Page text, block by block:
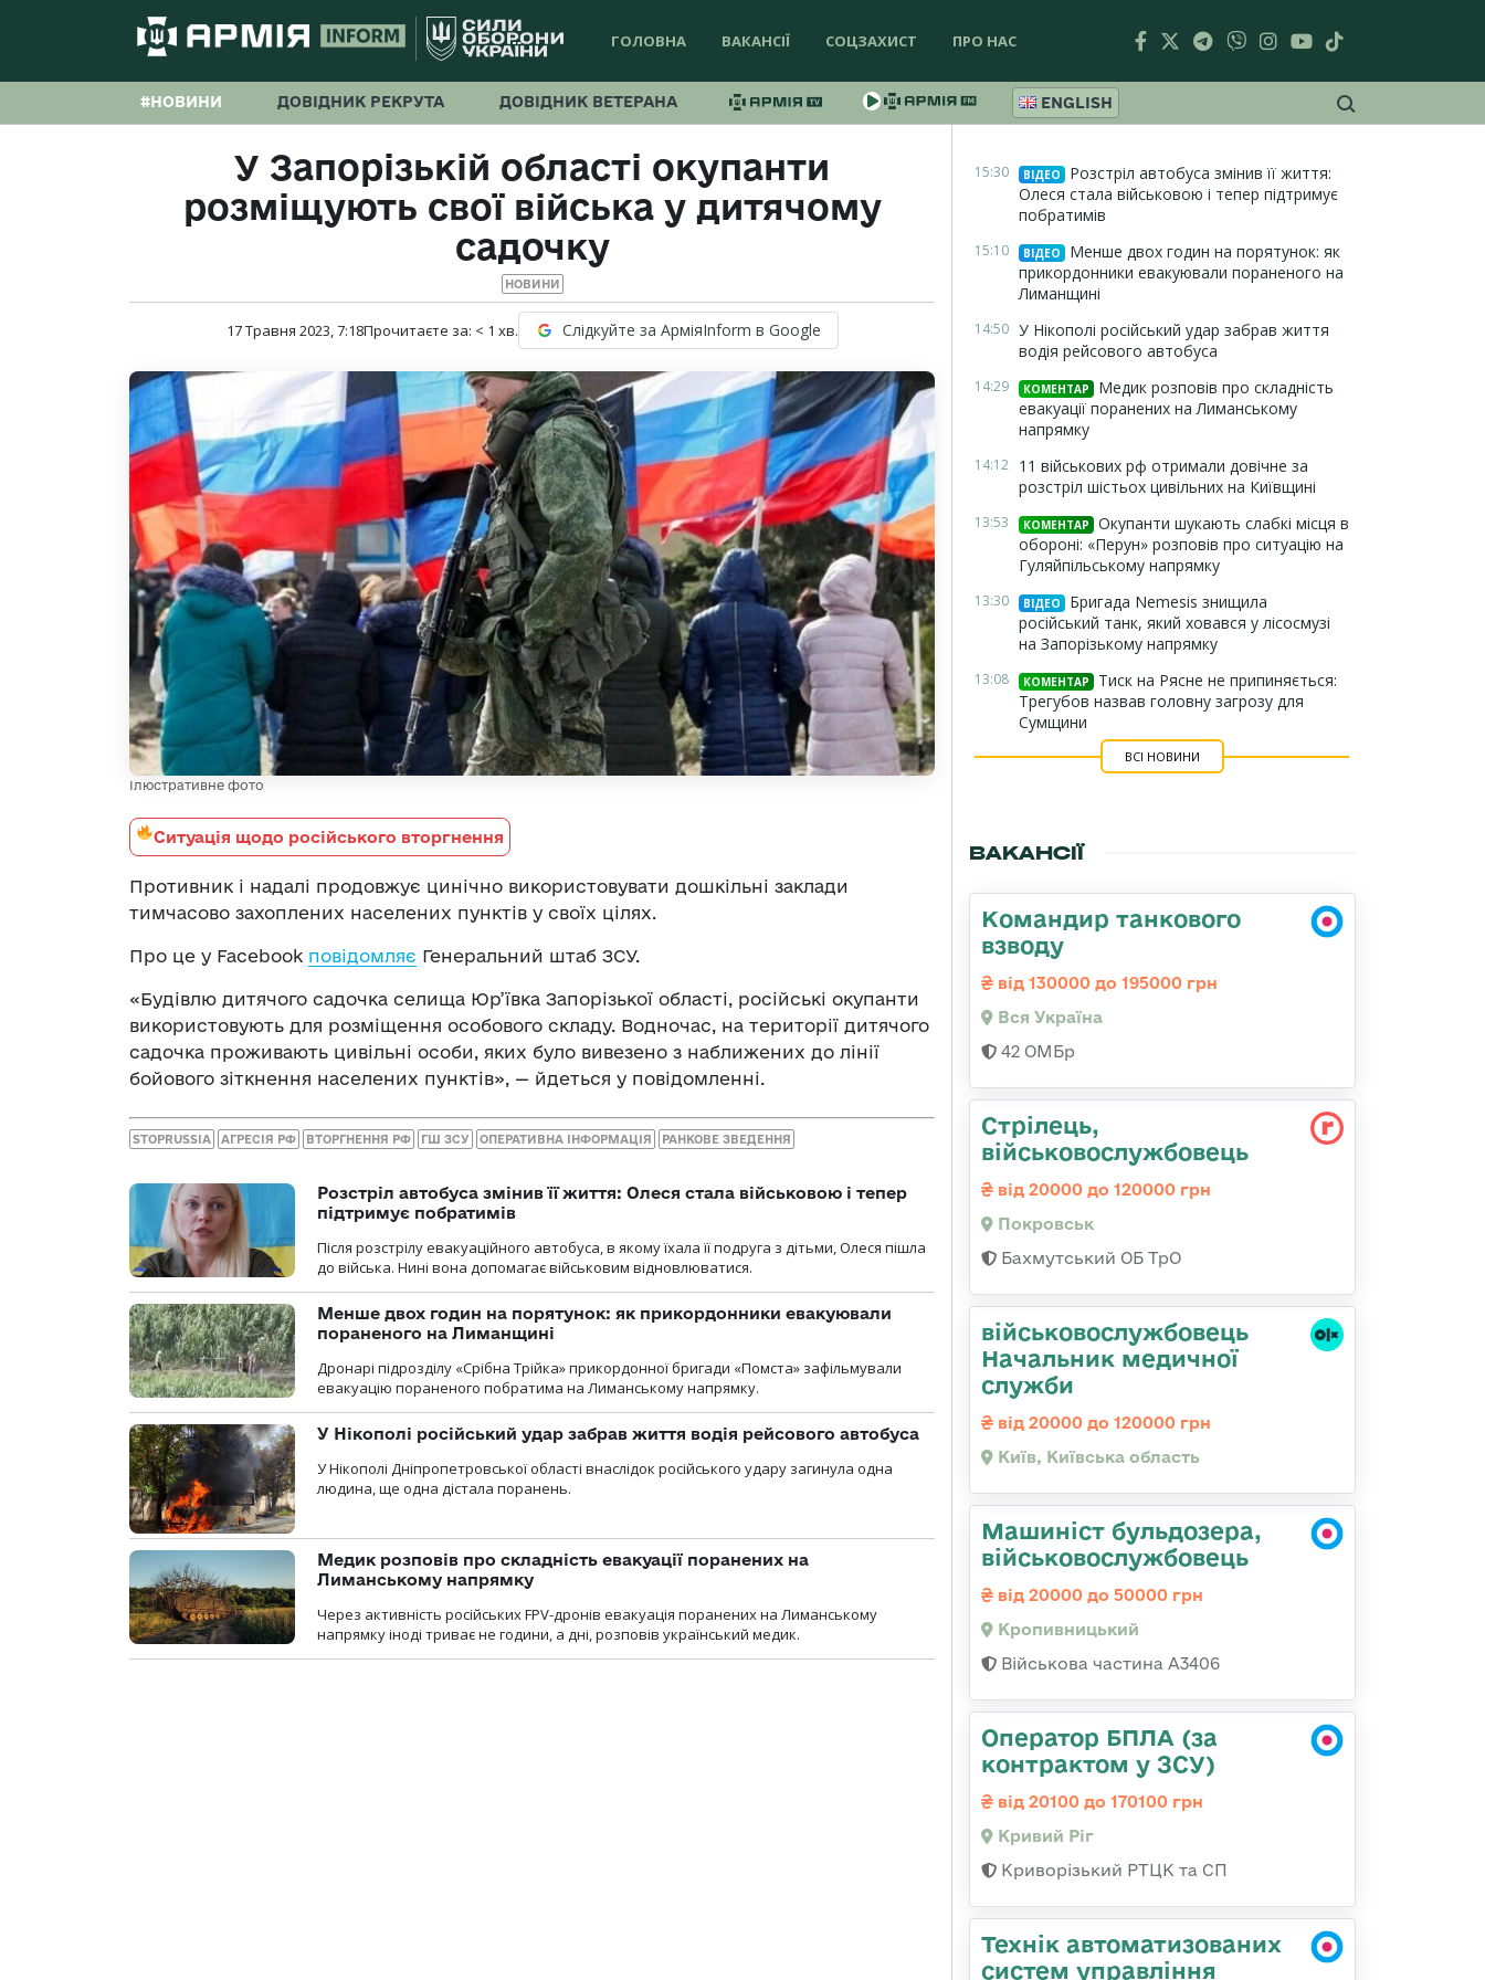
ГОЛОВНА ВАКАНСІЇ СОЦЗАХИСТ ПРО НАС
#НОВИНИ ДОВІДНИК РЕКРУТА ДОВІДНИК ВЕТЕРАНА ENGLISH
У Запорізькій області окупанти
розміщують свої війська у дитячому
садочку
НОВИНИ
17 Травня 2023, 7:18Прочитаєте за: < 1 хв. Слідкуйте за АрміяInform в Google
Ілюстративне фото
Ситуація щодо російського вторгнення
Противник і надалі продовжує цинічно використовувати дошкільні заклади
тимчасово захоплених населених пунктів у своїх цілях.
Про це у Facebook повідомляє Генеральний штаб ЗСУ.
«Будівлю дитячого садочка селища Юр’ївка Запорізької області, російські окупанти
використовують для розміщення особового складу. Водночас, на території дитячого
садочка проживають цивільні особи, яких було вивезено з наближених до лінії
бойового зіткнення населених пунктів», — йдеться у повідомленні.
STOPRUSSIA АГРЕСІЯ РФ ВТОРГНЕННЯ РФ ГШ ЗСУ ОПЕРАТИВНА ІНФОРМАЦІЯ РАНКОВЕ ЗВЕДЕННЯ
Розстріл автобуса змінив її життя: Олеся стала військовою і тепер
підтримує побратимів
Після розстрілу евакуаційного автобуса, в якому їхала її подруга з дітьми, Олеся пішла
до війська. Нині вона допомагає військовим відновлюватися.
Менше двох годин на порятунок: як прикордонники евакуювали
пораненого на Лиманщині
Дронарі підрозділу «Срібна Трійка» прикордонної бригади «Помста» зафільмували
евакуацію пораненого побратима на Лиманському напрямку.
У Нікополі російський удар забрав життя водія рейсового автобуса
У Нікополі Дніпропетровської області внаслідок російського удару загинула одна
людина, ще одна дістала поранень.
Медик розповів про складність евакуації поранених на
Лиманському напрямку
Через активність російських FPV-дронів евакуація поранених на Лиманському
напрямку іноді триває не години, а дні, розповів український медик.
15:30 ВІДЕО
Розстріл автобуса змінив її життя:
Олеся стала військовою і тепер підтримує
побратимів
15:10 ВІДЕО
Менше двох годин на порятунок: як
прикордонники евакуювали пораненого на
Лиманщині
14:50 У Нікополі російський удар забрав життя
водія рейсового автобуса
14:29 КОМЕНТАР
Медик розповів про складність
евакуації поранених на Лиманському
напрямку
14:12 11 військових рф отримали довічне за
розстріл шістьох цивільних на Київщині
13:53 КОМЕНТАР
Окупанти шукають слабкі місця в
обороні: «Перун» розповів про ситуацію на
Гуляйпільському напрямку
13:30 ВІДЕО
Бригада Nemesis знищила
російський танк, який ховався у лісосмузі
на Запорізькому напрямку
13:08 КОМЕНТАР
Тиск на Рясне не припиняється:
Трегубов назвав головну загрозу для
Сумщини
ВСІ НОВИНИ
ВАКАНСІЇ
Командир танкового
взводу
від 130000 до 195000 грн
Вся Україна
42 ОМБр
Стрілець,
військовослужбовець
від 20000 до 120000 грн
Покровськ
Бахмутський ОБ ТрО
військовослужбовець
Начальник медичної
служби
від 20000 до 120000 грн
Київ, Київська область
Машиніст бульдозера,
військовослужбовець
від 20000 до 50000 грн
Кропивницький
Військова частина А3406
Оператор БПЛА (за
контрактом у ЗСУ)
від 20100 до 170100 грн
Кривий Ріг
Криворізький РТЦК та СП
Технік автоматизованих
систем управління